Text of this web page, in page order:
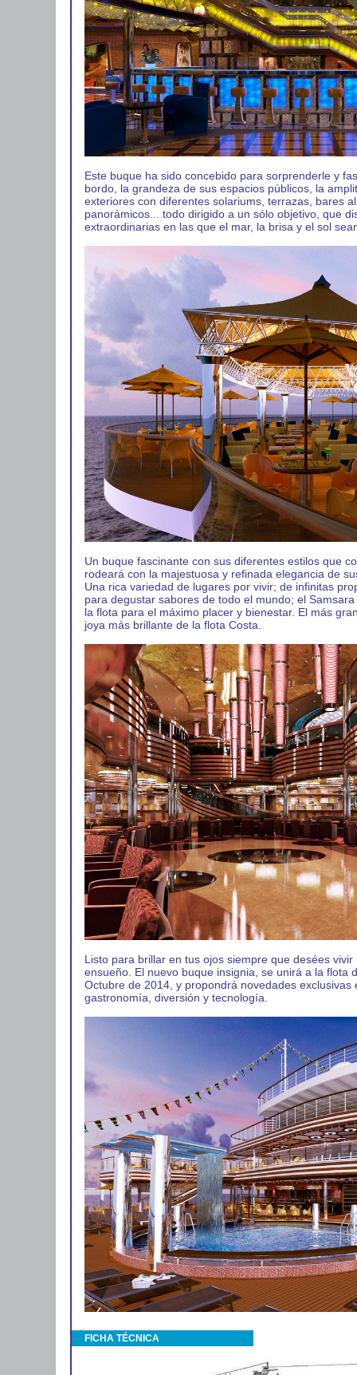
Este buque ha sido concebido para sorprenderle y
bordo, la grandeza de sus espacios públicos, la
exteriores con diferentes solariums, terrazas, bares
panorámicos... todo dirigido a un sólo objetivo, que
extraordinarias en las que el mar, la brisa y el sol
Un buque fascinante con sus diferentes estilos que
rodeará con la majestuosa y refinada elegancia de
Una rica variedad de lugares por vivir; de infinitas
para degustar sabores de todo el mundo; el
la flota para el máximo placer y bienestar. El más
joya más brillante de la flota Costa.
Listo para brillar en tus ojos siempre que desées
ensueño. El nuevo buque insignia, se unirá a la flota
Octubre de 2014, y propondrá novedades exclusivas
gastronomía, diversión y tecnología.
FICHA TÉCNICA